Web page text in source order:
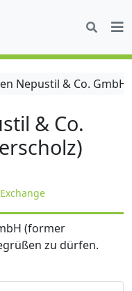
Nepustil & Co.
& Co.
(former
zu dürfen.